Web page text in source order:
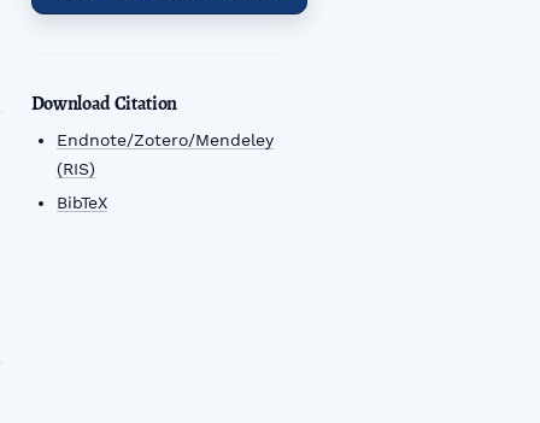
Download Citation
Endnote/Zotero/Mendeley
(RIS)
BibTeX